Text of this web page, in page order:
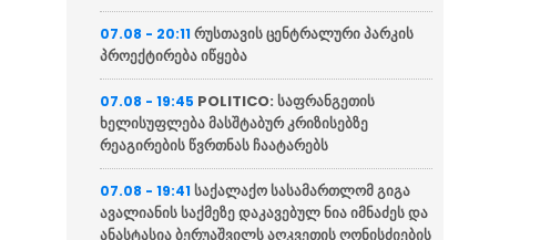
07.08 - 20:11რუსთავის ცენტრალური პარკის
პროექტირება იწყება
07.08 - 19:45 POLITICO: საფრანგეთის
ხელისუფლება მასშტაბურ კრიზისებზე
რეაგირების წვრთნას ჩაატარებს
07.08 - 19:41საქალაქო სასამართლომ გიგა
ავალიანის საქმეზე დაკავებულ ნია იმნაძეს და
ანასტასია ბერუაშვილს აღკვეთის ღონისძიების